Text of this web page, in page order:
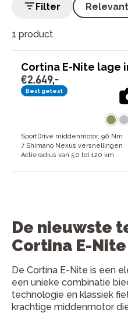
1 product
Filter
Cortina E-Nite lage
€2.649,-
Best getest
SportDrive middenmotor, 90 Nm
7 Shimano Nexus versnellingen
Actieradius van 50 tot 120 km
De nieuwste
Cortina E-Nite
De Cortina E-Nite is een
een unieke combinatie
technologie en klassiek
krachtige middenmotor